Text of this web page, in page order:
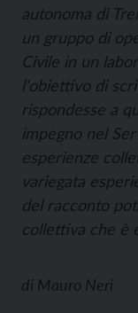
autonoma di
un gruppo di
Civile in un
l'obiettivo di
rispondesse a
impegno nel
esperienze
variegata
del racconto
collettiva che è
di Mauro Neri